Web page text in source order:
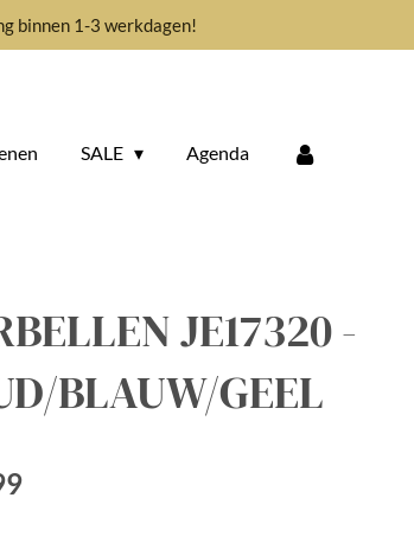
binnen 1-3 werkdagen!
SALE Agenda
JE17320 -
BLAUW/GEEL